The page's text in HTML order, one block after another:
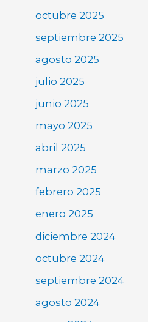
octubre 2025
septiembre 2025
agosto 2025
julio 2025
junio 2025
mayo 2025
abril 2025
marzo 2025
febrero 2025
enero 2025
diciembre 2024
octubre 2024
septiembre 2024
agosto 2024